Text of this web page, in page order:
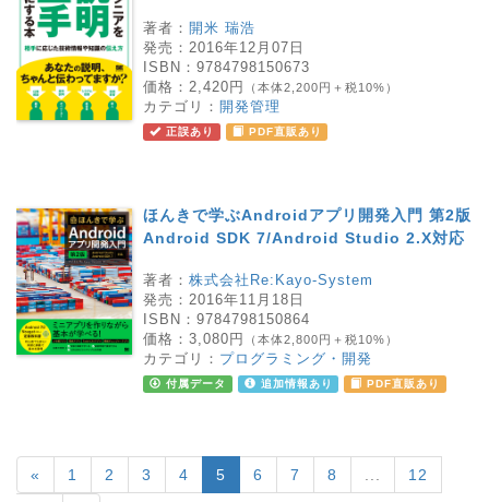
著者： 開米 瑞浩
発売： 2016年12月07日
ISBN： 9784798150673
価格： 2,420円 （本体2,200円＋税10%）
カテゴリ： 開発管理
正誤あり PDF直販あり
ほんきで学ぶAndroidアプリ開発入門 第2版
Android SDK 7/Android Studio 2.X対応
著者： 株式会社Re:Kayo-System
発売： 2016年11月18日
ISBN： 9784798150864
価格： 3,080円 （本体2,800円＋税10%）
カテゴリ： プログラミング・開発
付属データ 追加情報あり PDF直販あり
« 1 2 3 4 5 6 7 8 12